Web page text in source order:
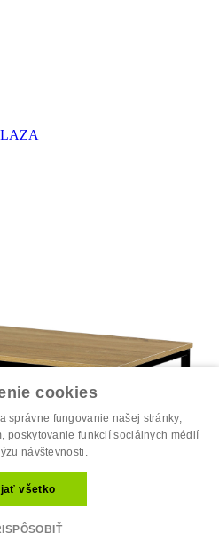
cookies
správne fungovanie našej stránky,
poskytovanie funkcií sociálnych médií
návštevnosti.
všetko